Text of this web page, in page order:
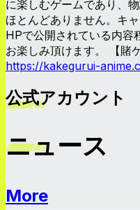
に楽しむゲームであり、
ほとんどありません。キ
HPで公開されている内容
お楽しみ頂けます。 【賭
https://kakegurui-
公式アカウント
ニュース
More